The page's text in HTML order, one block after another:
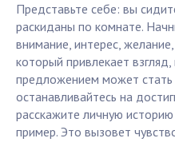
Представьте себе: вы
раскиданы по комнате.
внимание, интерес,
который привлекает
предложением может
останавливайтесь на
расскажите личную
пример. Это вызовет